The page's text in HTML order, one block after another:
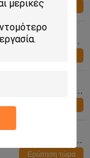
Ερώτηση τώρα
τύρφη
διαδρομή/την
όρθια
χώρων
χαρών
εύκολο
Ερώτηση τώρα